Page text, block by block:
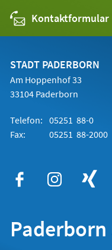
Kontaktformular
STADT PADERBORN
Am Hoppenhof 33
33104 Paderborn
Telefon: 05251 88-0
Fax:
05251 88-2000